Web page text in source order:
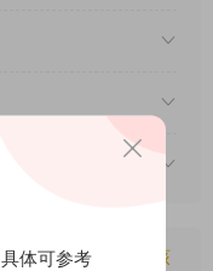
批量搬运，一经核
体可参考